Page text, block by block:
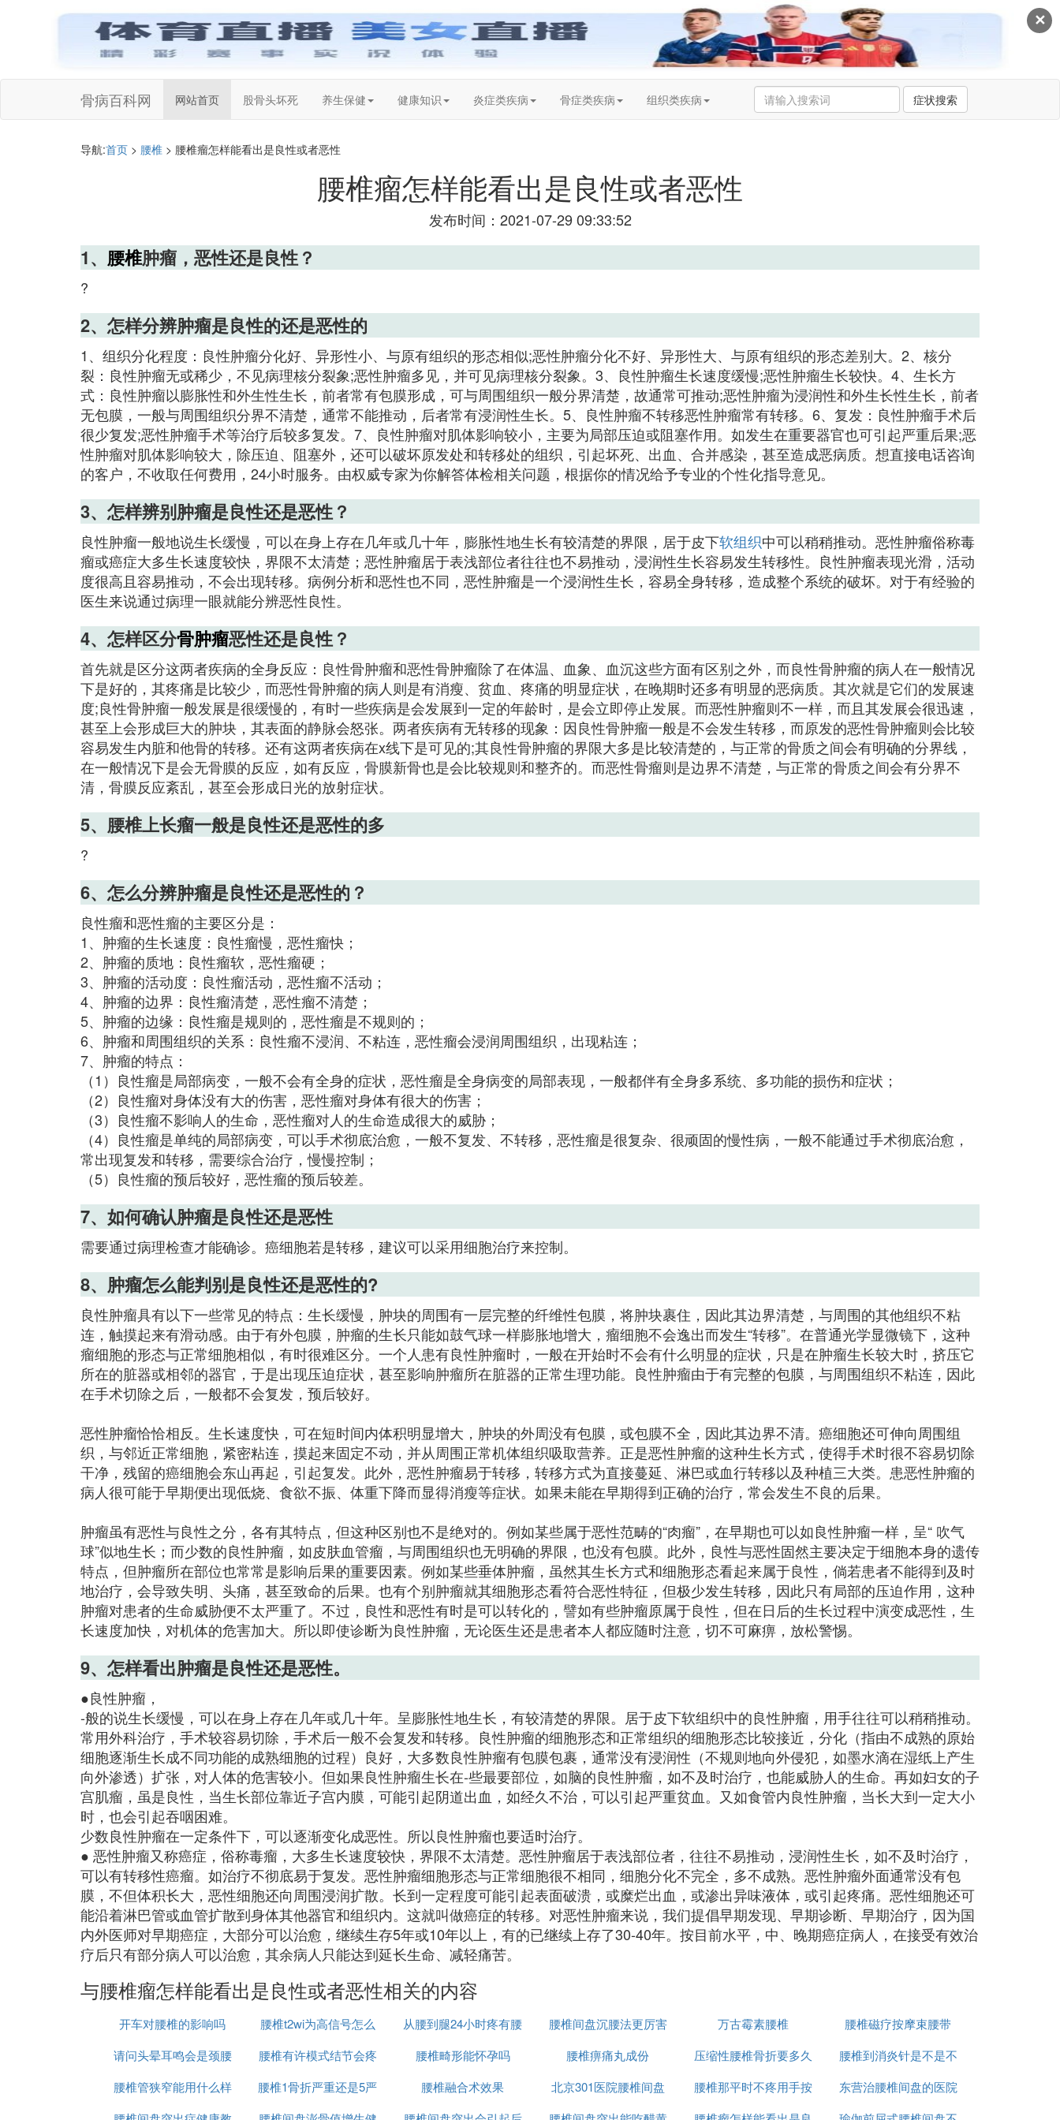
✕
骨病百科网 网站首页 股骨头坏死 养生保健 健康知识 炎症类疾病 骨症类疾病 组织类疾病 症状搜索
导航:首页 > 腰椎 > 腰椎瘤怎样能看出是良性或者恶性
腰椎瘤怎样能看出是良性或者恶性
发布时间：2021-07-29 09:33:52
1、 腰椎肿瘤，恶性还是良性？
?
2、怎样分辨肿瘤是良性的还是恶性的
1、组织分化程度：良性肿瘤分化好、异形性小、与原有组织的形态相似;恶性肿瘤分化不好、异形性大、与原有组织的形态差别大。2、核分
裂：良性肿瘤无或稀少，不见病理核分裂象;恶性肿瘤多见，并可见病理核分裂象。3、良性肿瘤生长速度缓慢;恶性肿瘤生长较快。4、生长方
式：良性肿瘤以膨胀性和外生性生长，前者常有包膜形成，可与周围组织一般分界清楚，故通常可推动;恶性肿瘤为浸润性和外生长性生长，前者
无包膜，一般与周围组织分界不清楚，通常不能推动，后者常有浸润性生长。5、良性肿瘤不转移恶性肿瘤常有转移。6、复发：良性肿瘤手术后
很少复发;恶性肿瘤手术等治疗后较多复发。7、良性肿瘤对肌体影响较小，主要为局部压迫或阻塞作用。如发生在重要器官也可引起严重后果;恶
性肿瘤对肌体影响较大，除压迫、阻塞外，还可以破坏原发处和转移处的组织，引起坏死、出血、合并感染，甚至造成恶病质。想直接电话咨询
的客户，不收取任何费用，24小时服务。由权威专家为你解答体检相关问题，根据你的情况给予专业的个性化指导意见。
3、怎样辨别肿瘤是良性还是恶性？
良性肿瘤一般地说生长缓慢，可以在身上存在几年或几十年，膨胀性地生长有较清楚的界限，居于皮下软组织中可以稍稍推动。恶性肿瘤俗称毒
瘤或癌症大多生长速度较快，界限不太清楚；恶性肿瘤居于表浅部位者往往也不易推动，浸润性生长容易发生转移性。良性肿瘤表现光滑，活动
度很高且容易推动，不会出现转移。病例分析和恶性也不同，恶性肿瘤是一个浸润性生长，容易全身转移，造成整个系统的破坏。对于有经验的
医生来说通过病理一眼就能分辨恶性良性。
4、怎样区分骨肿瘤恶性还是良性？
首先就是区分这两者疾病的全身反应：良性骨肿瘤和恶性骨肿瘤除了在体温、血象、血沉这些方面有区别之外，而良性骨肿瘤的病人在一般情况
下是好的，其疼痛是比较少，而恶性骨肿瘤的病人则是有消瘦、贫血、疼痛的明显症状，在晚期时还多有明显的恶病质。其次就是它们的发展速
度;良性骨肿瘤一般发展是很缓慢的，有时一些疾病是会发展到一定的年龄时，是会立即停止发展。而恶性肿瘤则不一样，而且其发展会很迅速，
甚至上会形成巨大的肿块，其表面的静脉会怒张。两者疾病有无转移的现象：因良性骨肿瘤一般是不会发生转移，而原发的恶性骨肿瘤则会比较
容易发生内脏和他骨的转移。还有这两者疾病在x线下是可见的;其良性骨肿瘤的界限大多是比较清楚的，与正常的骨质之间会有明确的分界线，
在一般情况下是会无骨膜的反应，如有反应，骨膜新骨也是会比较规则和整齐的。而恶性骨瘤则是边界不清楚，与正常的骨质之间会有分界不
清，骨膜反应紊乱，甚至会形成日光的放射症状。
5、腰椎上长瘤一般是良性还是恶性的多
?
6、怎么分辨肿瘤是良性还是恶性的？
良性瘤和恶性瘤的主要区分是：
1、肿瘤的生长速度：良性瘤慢，恶性瘤快；
2、肿瘤的质地：良性瘤软，恶性瘤硬；
3、肿瘤的活动度：良性瘤活动，恶性瘤不活动；
4、肿瘤的边界：良性瘤清楚，恶性瘤不清楚；
5、肿瘤的边缘：良性瘤是规则的，恶性瘤是不规则的；
6、肿瘤和周围组织的关系：良性瘤不浸润、不粘连，恶性瘤会浸润周围组织，出现粘连；
7、肿瘤的特点：
（1）良性瘤是局部病变，一般不会有全身的症状，恶性瘤是全身病变的局部表现，一般都伴有全身多系统、多功能的损伤和症状；
（2）良性瘤对身体没有大的伤害，恶性瘤对身体有很大的伤害；
（3）良性瘤不影响人的生命，恶性瘤对人的生命造成很大的威胁；
（4）良性瘤是单纯的局部病变，可以手术彻底治愈，一般不复发、不转移，恶性瘤是很复杂、很顽固的慢性病，一般不能通过手术彻底治愈，
常出现复发和转移，需要综合治疗，慢慢控制；
（5）良性瘤的预后较好，恶性瘤的预后较差。
7、如何确认肿瘤是良性还是恶性
需要通过病理检查才能确诊。癌细胞若是转移，建议可以采用细胞治疗来控制。
8、肿瘤怎么能判别是良性还是恶性的?
良性肿瘤具有以下一些常见的特点：生长缓慢，肿块的周围有一层完整的纤维性包膜，将肿块裹住，因此其边界清楚，与周围的其他组织不粘
连，触摸起来有滑动感。由于有外包膜，肿瘤的生长只能如鼓气球一样膨胀地增大，瘤细胞不会逸出而发生“转移”。在普通光学显微镜下，这种
瘤细胞的形态与正常细胞相似，有时很难区分。一个人患有良性肿瘤时，一般在开始时不会有什么明显的症状，只是在肿瘤生长较大时，挤压它
所在的脏器或相邻的器官，于是出现压迫症状，甚至影响肿瘤所在脏器的正常生理功能。良性肿瘤由于有完整的包膜，与周围组织不粘连，因此
在手术切除之后，一般都不会复发，预后较好。
恶性肿瘤恰恰相反。生长速度快，可在短时间内体积明显增大，肿块的外周没有包膜，或包膜不全，因此其边界不清。癌细胞还可伸向周围组
织，与邻近正常细胞，紧密粘连，摸起来固定不动，并从周围正常机体组织吸取营养。正是恶性肿瘤的这种生长方式，使得手术时很不容易切除
干净，残留的癌细胞会东山再起，引起复发。此外，恶性肿瘤易于转移，转移方式为直接蔓延、淋巴或血行转移以及种植三大类。患恶性肿瘤的
病人很可能于早期便出现低烧、食欲不振、体重下降而显得消瘦等症状。如果未能在早期得到正确的治疗，常会发生不良的后果。
肿瘤虽有恶性与良性之分，各有其特点，但这种区别也不是绝对的。例如某些属于恶性范畴的“肉瘤”，在早期也可以如良性肿瘤一样，呈“ 吹气
球”似地生长；而少数的良性肿瘤，如皮肤血管瘤，与周围组织也无明确的界限，也没有包膜。此外，良性与恶性固然主要决定于细胞本身的遗传
特点，但肿瘤所在部位也常常是影响后果的重要因素。例如某些垂体肿瘤，虽然其生长方式和细胞形态看起来属于良性，倘若患者不能得到及时
地治疗，会导致失明、头痛，甚至致命的后果。也有个别肿瘤就其细胞形态看符合恶性特征，但极少发生转移，因此只有局部的压迫作用，这种
肿瘤对患者的生命威胁便不太严重了。不过，良性和恶性有时是可以转化的，譬如有些肿瘤原属于良性，但在日后的生长过程中演变成恶性，生
长速度加快，对机体的危害加大。所以即使诊断为良性肿瘤，无论医生还是患者本人都应随时注意，切不可麻痹，放松警惕。
9、怎样看出肿瘤是良性还是恶性。
●良性肿瘤，
-般的说生长缓慢，可以在身上存在几年或几十年。呈膨胀性地生长，有较清楚的界限。居于皮下软组织中的良性肿瘤，用手往往可以稍稍推动。
常用外科治疗，手术较容易切除，手术后一般不会复发和转移。良性肿瘤的细胞形态和正常组织的细胞形态比较接近，分化（指由不成熟的原始
细胞逐渐生长成不同功能的成熟细胞的过程）良好，大多数良性肿瘤有包膜包裹，通常没有浸润性（不规则地向外侵犯，如墨水滴在湿纸上产生
向外渗透）扩张，对人体的危害较小。但如果良性肿瘤生长在-些最要部位，如脑的良性肿瘤，如不及时治疗，也能威胁人的生命。再如妇女的子
宫肌瘤，虽是良性，当生长部位靠近子宫内膜，可能引起阴道出血，如经久不治，可以引起严重贫血。又如食管内良性肿瘤，当长大到一定大小
时，也会引起吞咽困难。
少数良性肿瘤在一定条件下，可以逐渐变化成恶性。所以良性肿瘤也要适时治疗。
● 恶性肿瘤又称癌症，俗称毒瘤，大多生长速度较快，界限不太清楚。恶性肿瘤居于表浅部位者，往往不易推动，浸润性生长，如不及时治疗，
可以有转移性癌瘤。如治疗不彻底易于复发。恶性肿瘤细胞形态与正常细胞很不相同，细胞分化不完全，多不成熟。恶性肿瘤外面通常没有包
膜，不但体积长大，恶性细胞还向周围浸润扩散。长到一定程度可能引起表面破溃，或糜烂出血，或渗出异味液体，或引起疼痛。恶性细胞还可
能沿着淋巴管或血管扩散到身体其他器官和组织内。这就叫做癌症的转移。对恶性肿瘤来说，我们提倡早期发现、早期诊断、早期治疗，因为国
内外医师对早期癌症，大部分可以治愈，继续生存5年或10年以上，有的已继续上存了30-40年。按目前水平，中、晚期癌症病人，在接受有效治
疗后只有部分病人可以治愈，其余病人只能达到延长生命、减轻痛苦。
与腰椎瘤怎样能看出是良性或者恶性相关的内容
开车对腰椎的影响吗
腰椎t2wi为高信号怎么
回事
从腰到腿24小时疼有腰
椎突出
腰椎间盘沉腰法更厉害 万古霉素腰椎
腰椎磁疗按摩束腰带
请问头晕耳鸣会是颈腰
椎引起的
腰椎有许模式结节会疼
吗
腰椎畸形能怀孕吗 腰椎痹痛丸成份
压缩性腰椎骨折要多久
能下地开车
腰椎到消炎针是不是不
好
腰椎管狭窄能用什么样
腰椎1骨折严重还是5严
腰椎融合术效果
北京301医院腰椎间盘
腰椎那平时不疼用手按
东营治腰椎间盘的医院